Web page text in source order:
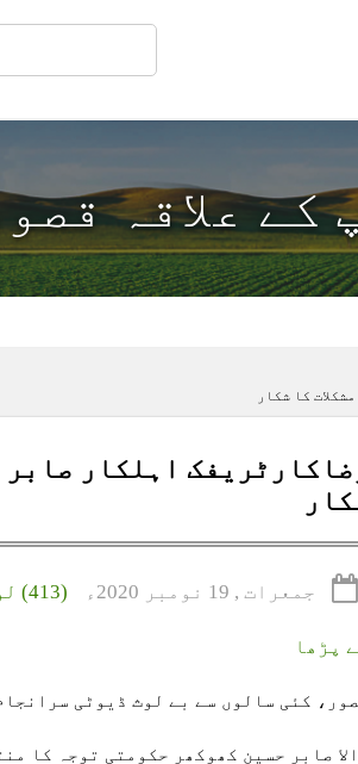
علاقہ
کا شکار
اہلکار صابر
جمعرات , 19 نومبر 2020ء
پڑھا
کئی سالوں سے بے لوث ڈیوٹی
صابر حسین کھوکھر حکومتی توجہ کا